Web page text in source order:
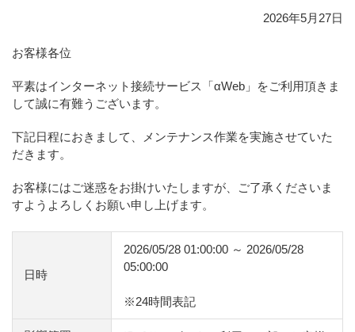
2026年5月 27日
お客様各位
平素はインターネット接続サービス「αWeb」をご利用頂きま
して誠に有難うございます。
下記日程におきまして、メンテナンス作業を実施させていた
だきます。
お客様にはご迷惑をお掛けいたしますが、ご了承くださいま
すようよろしくお願い申し上げます。
日時
2026/05/28 01:00:00 ～ 2026/05/28
05:00:00
※24時間表記